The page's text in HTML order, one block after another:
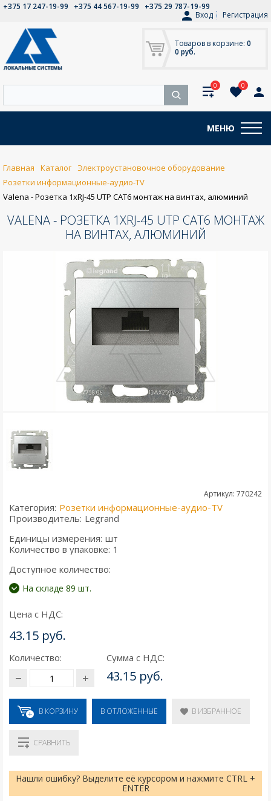
+375 17 247-19-99 +375 44 567-19-99
+375 29 787-19-99
Вход
Регистрация
Товаров в корзине: 0
0 руб.
0 0
МЕНЮ
Главная Каталог
Электроустановочное оборудование
Розетки информационные-аудио-TV
Valena - Розетка 1хRJ-45 UTP CAT6 монтаж на винтах, алюминий
VALENA - РОЗЕТКА 1ХRJ-45 UTP CAT6 МОНТАЖ
НА ВИНТАХ, АЛЮМИНИЙ
Артикул: 770242
Категория: Розетки информационные-аудио-TV
Производитель: Legrand
Единицы измерения: шт
Количество в упаковке: 1
Доступное количество:
На складе 89 шт.
Цена с НДС:
43.15 руб.
Количество: Сумма с НДС:
43.15 руб.
В КОРЗИНУ В ОТЛОЖЕННЫЕ В ИЗБРАННОЕ
СРАВНИТЬ
Нашли ошибку? Выделите её курсором и нажмите CTRL +
ENTER